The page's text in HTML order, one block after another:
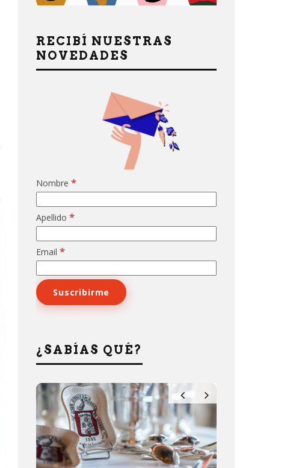
RECIBÍ NUESTRAS
NOVEDADES
Nombre *
Apellido *
Email *
¿SABÍAS QUÉ?